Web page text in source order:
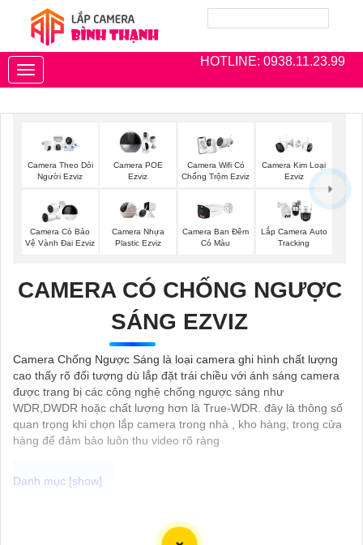
HOTLINE: 0938.11.23.99
Toggle
navigation
Camera Theo Dỏi
Người Ezviz
Camera POE
Ezviz
Camera Wifi Có
Chống Trộm Ezviz
Camera Kim Loại
Ezviz
Camera Có Bảo
Vệ Vành Đai Ezviz
Camera Nhựa
Plastic Ezviz
Camera Ban Đêm
Có Màu
Lắp Camera Auto
Tracking
CAMERA CÓ CHỐNG NGƯỢC
SÁNG EZVIZ
Camera Chống Ngược Sáng là loại camera ghi hình chất lượng
cao thấy rõ đối tượng dù lắp đặt trái chiều với ánh sáng camera
được trang bị các công nghệ chống ngược sáng như
WDR,DWDR hoặc chất lượng hơn là True-WDR. đây là thông số
quan trọng khi chọn lắp camera trong nhà , kho hàng, trong cửa
hàng để đảm bảo luôn thu video rõ ràng
"Bạn đang tìm kiếm một giải pháp an ninh hiệu quả và tiết kiệm?
Hãy khám phá Camera Wifi Ezviz - dòng sản phẩm chính hãng